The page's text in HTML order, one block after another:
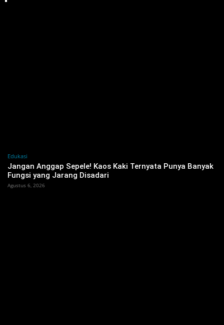
Edukasi
Jangan Anggap Sepele! Kaos Kaki Ternyata Punya Banyak
Fungsi yang Jarang Disadari
Agustus 6, 2026